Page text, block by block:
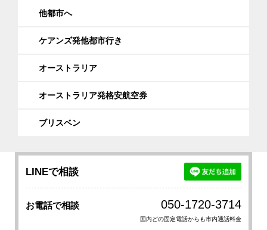
他都市へ
ケアンズ発他都市行き
オーストラリア
オーストラリア発格安航空券
ブリスベン
LINEで相談
お電話で相談 050-1720-3714
国内どの固定電話からも市内通話料金